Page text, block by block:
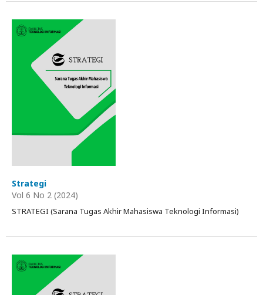
Strategi
Vol 6 No 2 (2024)
STRATEGI (Sarana Tugas Akhir Mahasiswa Teknologi Informasi)